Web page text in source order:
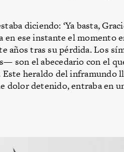
diciendo: ‘Ya basta,
en ese instante el momento
años tras su pérdida. Los
son el abecedario con el
heraldo del inframundo
dolor detenido, entraba en